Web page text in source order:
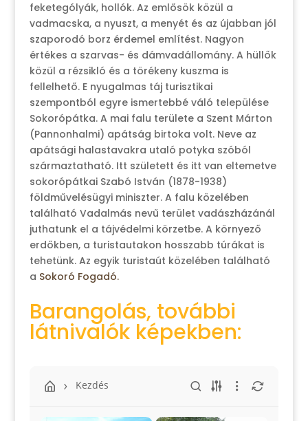
feketególyák, hollók. Az emlősök közül a
vadmacska, a nyuszt, a menyét és az újabban jól
szaporodó borz érdemel említést. Nagyon
értékes a szarvas- és dámvadállomány. A hüllők
közül a rézsikló és a törékeny kuszma is
fellelhető. E nyugalmas táj turisztikai
szempontból egyre ismertebbé váló települése
Sokorópátka. A mai falu területe a Szent Márton
(Pannonhalmi) apátság birtoka volt. Neve az
apátsági halastavakra utaló potyka szóból
származtatható. Itt született és itt van eltemetve
sokorópátkai Szabó István (1878-1938)
földművelésügyi miniszter. A falu közelében
található Vadalmás nevű terület vadászházánál
juthatunk el a tájvédelmi körzetbe. A környező
erdőkben, a turistautakon hosszabb túrákat is
tehetünk. Az egyik turistaút közelében található
a Sokoró Fogadó.
Barangolás, további
látnivalók képekben:
Kezdés